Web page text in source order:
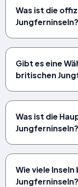
Was ist die
Jungferninseln?
Gibt es eine
britischen
Was ist die
Jungferninseln?
Wie viele
Jungferninseln?